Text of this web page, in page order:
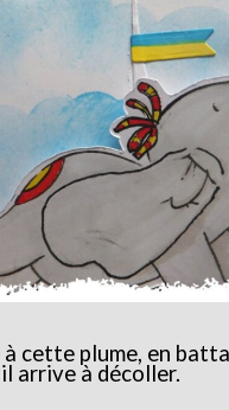
à cette plume, en
arrive à décoller.